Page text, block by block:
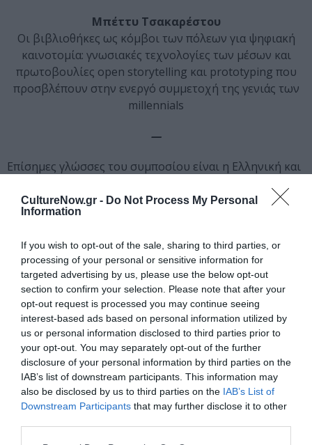
CultureNow.gr - Do Not Process My Personal
Information
If you wish to opt-out of the sale, sharing to third parties, or
processing of your personal or sensitive information for
targeted advertising by us, please use the below opt-out
section to confirm your selection. Please note that after your
opt-out request is processed you may continue seeing
interest-based ads based on personal information utilized by
us or personal information disclosed to third parties prior to
your opt-out. You may separately opt-out of the further
disclosure of your personal information by third parties on the
IAB’s list of downstream participants. This information may
also be disclosed by us to third parties on the IAB’s List of
Downstream Participants that may further disclose it to other
Μπέττυ Τσακαρέστου
Οι βιβλιοθήκες ως κόμβοι των πόλεων για ψηφιακή
καινοτομία: γνωσιακές τεχνολογίες των μέσων και
πρωτοβουλίες open storytelling και prototyping που
προσβλέπουν στην ενεργό συμμετοχή της γενιάς των
millennials
—
Επίσημες γλώσσες του συμποσίου είναι η Ελληνική και
τα Αγγλικά στα Ελληνικά και από τα Ελληνικά στα
Αγγλικά.Η είσοδος στο συμπόσιο είναι ελεύθερη.
στη γραμματεία του συμποσίου την ημέρα διεξαγωγής
του. Στο τέλος του συμποσίου, θα δοθούν στους/ις
συμμετέχοντες/ουσες
βεβαιώσεις συμμετοχής.
Ταυτότητα Εκδήλωσης
Ημερομηνία:
01/12/2018
Ώρες 10:00-14:30